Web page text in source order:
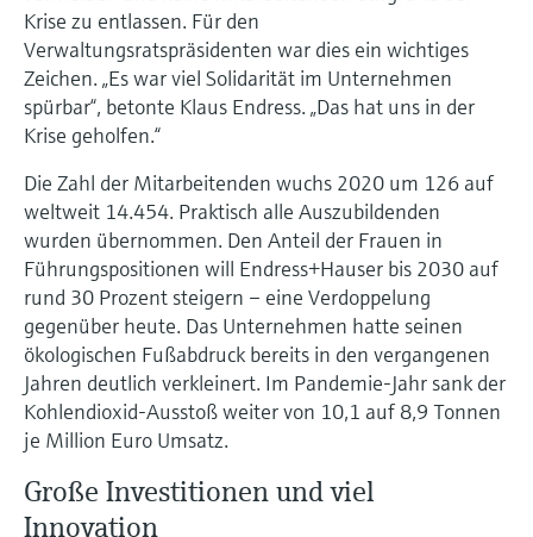
Krise zu entlassen. Für den
Verwaltungsratspräsidenten war dies ein wichtiges
Zeichen. „Es war viel Solidarität im Unternehmen
spürbar“, betonte Klaus Endress. „Das hat uns in der
Krise geholfen.“
Die Zahl der Mitarbeitenden wuchs 2020 um 126 auf
weltweit 14.454. Praktisch alle Auszubildenden
wurden übernommen. Den Anteil der Frauen in
Führungspositionen will Endress+Hauser bis 2030 auf
rund 30 Prozent steigern – eine Verdoppelung
gegenüber heute. Das Unternehmen hatte seinen
ökologischen Fußabdruck bereits in den vergangenen
Jahren deutlich verkleinert. Im Pandemie-Jahr sank der
Kohlendioxid-Ausstoß weiter von 10,1 auf 8,9 Tonnen
je Million Euro Umsatz.
Große Investitionen und viel
Innovation